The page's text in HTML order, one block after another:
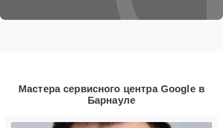
Мастера сервисного центра Google в
Барнауле